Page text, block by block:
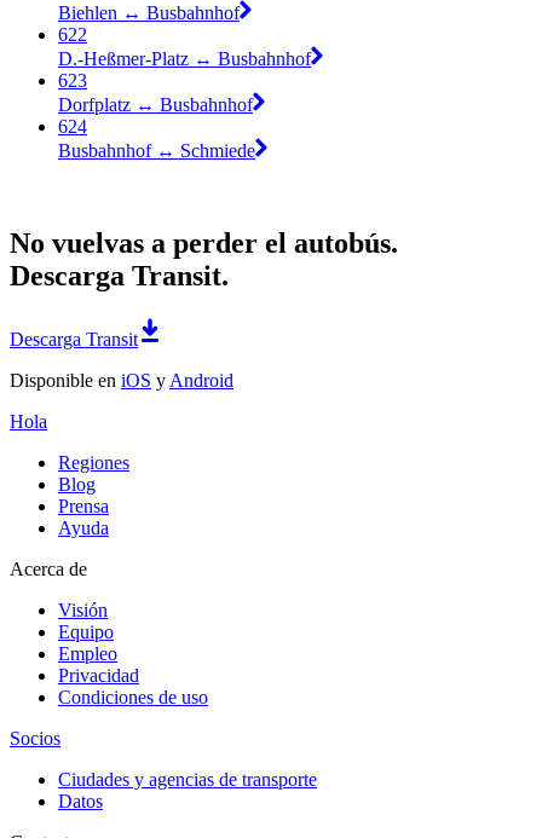
Biehlen ↔︎ Busbahnhof
622
D.-Heßmer-Platz ↔︎ Busbahnhof
623
Dorfplatz ↔︎ Busbahnhof
624
Busbahnhof ↔︎ Schmiede
No vuelvas a perder el autobús.
Descarga Transit.
Descarga Transit
Disponible en iOS y Android
Hola
Regiones
Blog
Prensa
Ayuda
Acerca de
Visión
Equipo
Empleo
Privacidad
Condiciones de uso
Socios
Ciudades y agencias de transporte
Datos